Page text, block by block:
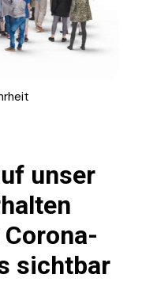
unser
sichtbar